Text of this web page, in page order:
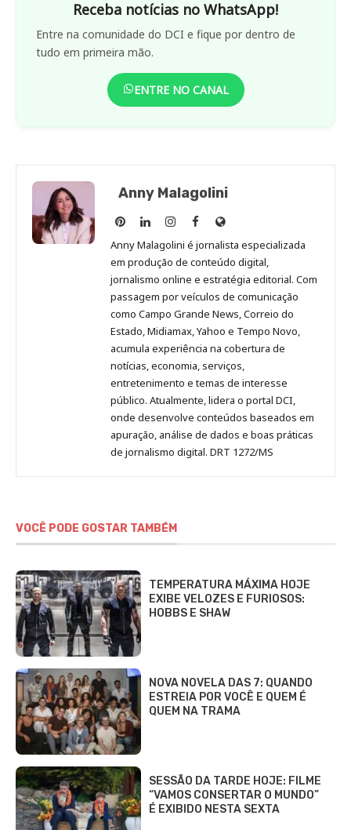
Receba notícias no WhatsApp!
Entre na comunidade do DCI e fique por dentro de
tudo em primeira mão.
ENTRE NO CANAL
Anny Malagolini
Anny
Malagolini
no
Pinterest
Anny
Malagolini
no
LinkedIn
Anny
Malagolini
no
Instagram
Anny
Malagolini
no
Facebook
Site
de
Anny
Malagolini
Anny Malagolini é jornalista especializada
em produção de conteúdo digital,
jornalismo online e estratégia editorial. Com
passagem por veículos de comunicação
como Campo Grande News, Correio do
Estado, Midiamax, Yahoo e Tempo Novo,
acumula experiência na cobertura de
notícias, economia, serviços,
entretenimento e temas de interesse
público. Atualmente, lidera o portal DCI,
onde desenvolve conteúdos baseados em
apuração, análise de dados e boas práticas
de jornalismo digital. DRT 1272/MS
VOCÊ PODE GOSTAR TAMBÉM
TEMPERATURA MÁXIMA HOJE
EXIBE VELOZES E FURIOSOS:
HOBBS E SHAW
NOVA NOVELA DAS 7: QUANDO
ESTREIA POR VOCÊ E QUEM É
QUEM NA TRAMA
SESSÃO DA TARDE HOJE: FILME
“VAMOS CONSERTAR O MUNDO”
É EXIBIDO NESTA SEXTA